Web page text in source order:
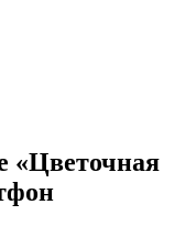
«Цветочная